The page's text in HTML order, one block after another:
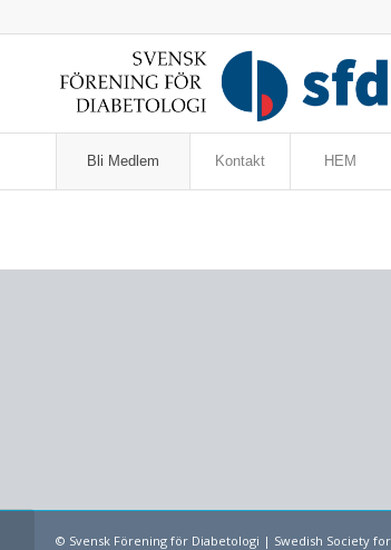
Bli Medlem Kontakt HEM
© Svensk Förening för Diabetologi | Swedish Society